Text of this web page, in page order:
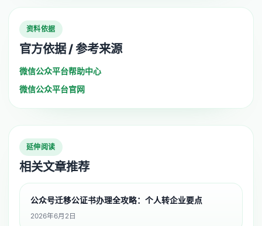
资料依据
官方依据 / 参考来源
微信公众平台帮助中心
微信公众平台官网
延伸阅读
相关文章推荐
公众号迁移公证书办理全攻略：个人转企业要点
2026年6月2日